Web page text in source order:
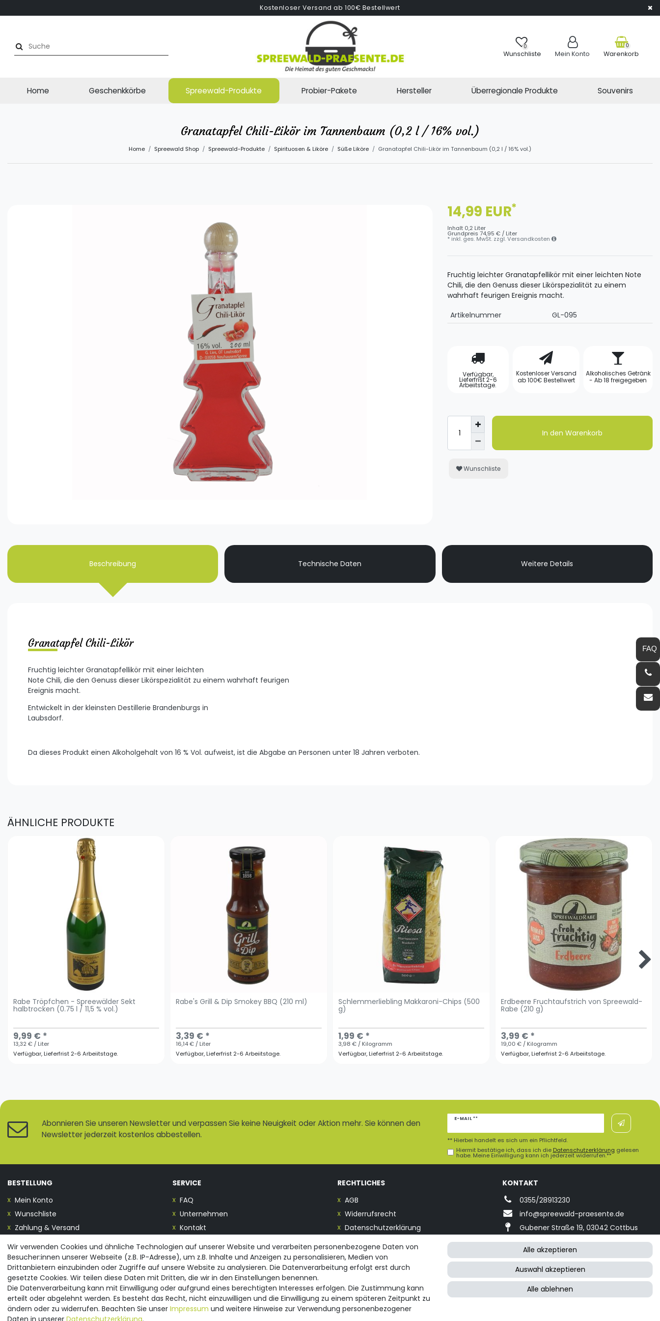
Kostenloser Versand ab 100€ Bestellwert
0
Wunschliste Mein Konto
0
Warenkorb
Home Geschenkkörbe Spreewald-Produkte Probier-Pakete Hersteller Überregionale Produkte Souvenirs
Granatapfel Chili-Likör im Tannenbaum (0,2 l / 16% vol.)
Home Spreewald Shop Spreewald-Produkte Spirituosen & Liköre Süße Liköre Granatapfel Chili-Likör im Tannenbaum (0,2 l / 16% vol.)
14,99 EUR*
Inhalt 0,2 Liter
Grundpreis 74,95 € / Liter
* inkl. ges. MwSt. zzgl.Versandkosten
Fruchtig leichter Granatapfellikör mit einer leichten Note
Chili, die den Genuss dieser Likörspezialität zu einem
wahrhaft feurigen Ereignis macht.
Artikelnummer
GL-095
Verfügbar,
Lieferfrist 2-6
Arbeiitstage.
Kostenloser Versand
ab 100€ Bestellwert
Alkoholisches Getränk
- Ab 18 freigegeben
In den Warenkorb
Wunschliste
Beschreibung Technische Daten Weitere Details
Granatapfel Chili-Likör
Fruchtig leichter Granatapfellikör mit einer leichten
Note Chili, die den Genuss dieser Likörspezialität zu einem wahrhaft feurigen
Ereignis macht.
Entwickelt in der kleinsten Destillerie Brandenburgs in
Laubsdorf.
Da dieses Produkt einen Alkoholgehalt von 16 % Vol. aufweist, ist die Abgabe an Personen unter 18 Jahren verboten.
ÄHNLICHE PRODUKTE
Rabe Tröpfchen - Spreewälder Sekt
halbtrocken (0.75 l / 11,5 % vol.)
9,99 € *
13,32 € / Liter
Verfügbar, Lieferfrist 2-6 Arbeiitstage.
Rabe's Grill & Dip Smokey BBQ (210 ml)
3,39 € *
16,14 € / Liter
Verfügbar, Lieferfrist 2-6 Arbeiitstage.
Schlemmerliebling Makkaroni-Chips (500
g)
1,99 € *
3,98 € / Kilogramm
Verfügbar, Lieferfrist 2-6 Arbeiitstage.
Erdbeere Fruchtaufstrich von Spreewald-
Rabe (210 g)
3,99 € *
19,00 € / Kilogramm
Verfügbar, Lieferfrist 2-6 Arbeiitstage.
Abonnieren Sie unseren Newsletter und verpassen Sie keine Neuigkeit oder Aktion mehr. Sie können den
Newsletter jederzeit kostenlos abbestellen.
E-MAIL **
Newsletter
Hiermit bestätige ich, dass ich die Daten­schutz­erklärung gelesen
habe. Meine Einwilligung kann ich jederzeit widerrufen.**
** Hierbei handelt es sich um ein Pflichtfeld.
BESTELLUNG
Mein Konto
Wunschliste
Zahlung & Versand
Vertrag widerrufen
SERVICE
FAQ
Unternehmen
Kontakt
RECHTLICHES
AGB
Widerrufsrecht
Datenschutzerklärung
Impressum
KONTAKT
0355/28913230
info@spreewald-praesente.de
Gubener Straße 19, 03042 Cottbus
© 2026 spreewald-praesente.de| Design by neoprisma
Alle Preise inkl. MwSt., zzgl. Versandkosten
Wir verwenden Cookies und ähnliche Technologien auf unserer Website und verarbeiten personenbezogene Daten von
Besucher:innen unserer Webseite (z.B. IP-Adresse), um z.B. Inhalte und Anzeigen zu personalisieren, Medien von
Drittanbietern einzubinden oder Zugriffe auf unsere Website zu analysieren. Die Datenverarbeitung erfolgt erst durch
gesetzte Cookies. Wir teilen diese Daten mit Dritten, die wir in den Einstellungen benennen.
Die Datenverarbeitung kann mit Einwilligung oder aufgrund eines berechtigten Interesses erfolgen. Die Zustimmung kann
erteilt oder abgelehnt werden. Es besteht das Recht, nicht einzuwilligen und die Einwilligung zu einem späteren Zeitpunkt zu
ändern oder zu widerrufen. Beachten Sie unser Impressum und weitere Hinweise zur Verwendung personenbezogener
Daten in unserer Daten­schutz­erklärung.
Alle akzeptieren
Alle ablehnen
Auswahl akzeptieren